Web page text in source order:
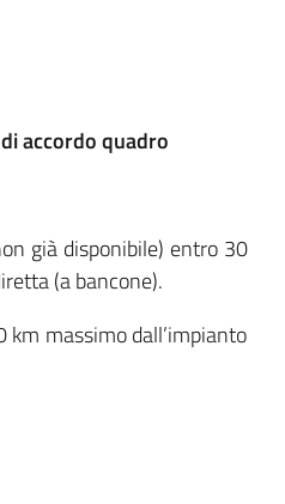
accordo quadro
già disponibile) entro 30
(a bancone).
massimo dall’impianto